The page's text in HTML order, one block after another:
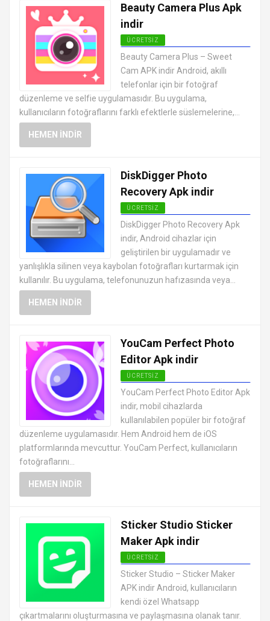
Beauty Camera Plus Apk
indir
ÜCRETSIZ
ANDROID FOTOĞRAF DÜZENLEME
UYGULAMALARI APK
Beauty Camera Plus – Sweet
Cam APK indir Android, akıllı
telefonlar için bir fotoğraf
düzenleme ve selfie uygulamasıdır. Bu uygulama,
kullanıcıların fotoğraflarını farklı efektlerle süslemelerine,...
HEMEN İNDIR
DiskDigger Photo
Recovery Apk indir
ÜCRETSIZ
ANDROID FOTOĞRAF DÜZENLEME
UYGULAMALARI APK
DiskDigger Photo Recovery Apk
indir, Android cihazlar için
geliştirilen bir uygulamadır ve
yanlışlıkla silinen veya kaybolan fotoğrafları kurtarmak için
kullanılır. Bu uygulama, telefonunuzun hafızasında veya...
HEMEN İNDIR
YouCam Perfect Photo
Editor Apk indir
ÜCRETSIZ
ANDROID FOTOĞRAF DÜZENLEME
UYGULAMALARI APK
YouCam Perfect Photo Editor Apk
indir, mobil cihazlarda
kullanılabilen popüler bir fotoğraf
düzenleme uygulamasıdır. Hem Android hem de iOS
platformlarında mevcuttur. YouCam Perfect, kullanıcıların
fotoğraflarını...
HEMEN İNDIR
Sticker Studio Sticker
Maker Apk indir
ÜCRETSIZ
ANDROID FOTOĞRAF DÜZENLEME
UYGULAMALARI APK
Sticker Studio – Sticker Maker
APK indir Android, kullanıcıların
kendi özel Whatsapp
çıkartmalarını oluşturmasına ve paylaşmasına olanak tanır.